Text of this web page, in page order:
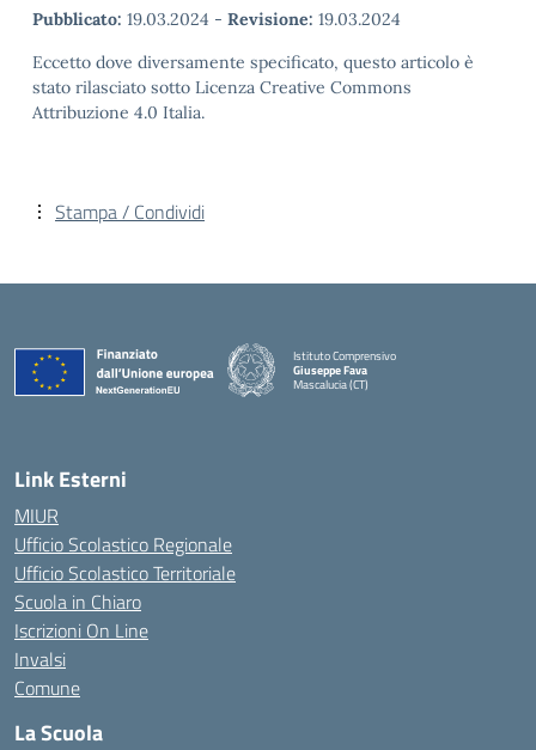
Pubblicato: 19.03.2024 - Revisione: 19.03.2024
Eccetto dove diversamente specificato, questo articolo è
stato rilasciato sotto Licenza Creative Commons
Attribuzione 4.0 Italia.
Stampa / Condividi
Istituto Comprensivo
Giuseppe Fava
Mascalucia (CT)
Link Esterni
MIUR
Ufficio Scolastico Regionale
Ufficio Scolastico Territoriale
Scuola in Chiaro
Iscrizioni On Line
Invalsi
Comune
La Scuola